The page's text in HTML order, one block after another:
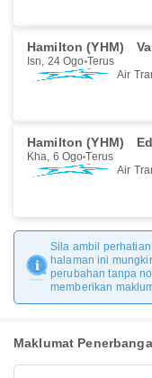
Hamilton (YHM)
Isn, 24 Ogo Terus
Air
Hamilton (YHM)
Kha, 6 Ogo Terus
Air
Sila ambil
halaman ini
perubahan tanpa
memberikan
Maklumat